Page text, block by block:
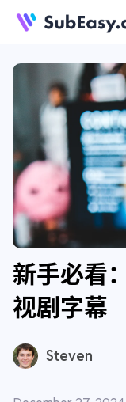
新手必看
视剧字幕
Steven